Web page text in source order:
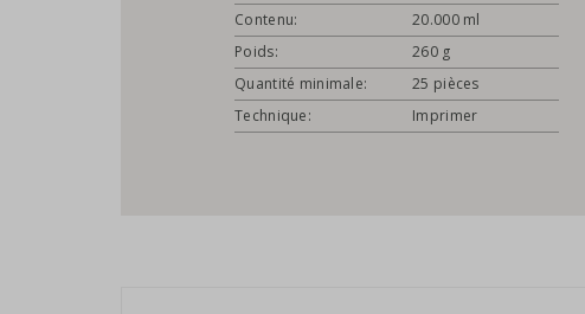
Contenu:
20.000 ml
Poids:
260 g
Quantité minimale:
25 pièces
Technique:
Imprimer